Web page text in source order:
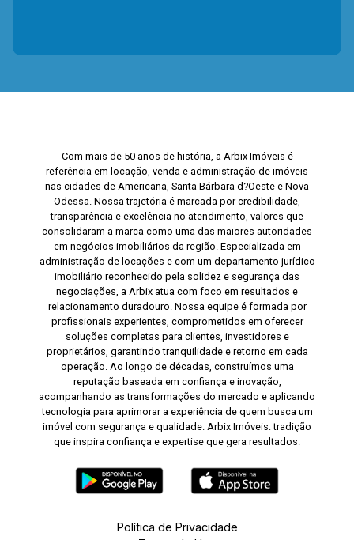
Com mais de 50 anos de história, a Arbix Imóveis é
referência em locação, venda e administração de imóveis
nas cidades de Americana, Santa Bárbara d?Oeste e Nova
Odessa. Nossa trajetória é marcada por credibilidade,
transparência e excelência no atendimento, valores que
consolidaram a marca como uma das maiores autoridades
em negócios imobiliários da região. Especializada em
administração de locações e com um departamento jurídico
imobiliário reconhecido pela solidez e segurança das
negociações, a Arbix atua com foco em resultados e
relacionamento duradouro. Nossa equipe é formada por
profissionais experientes, comprometidos em oferecer
soluções completas para clientes, investidores e
proprietários, garantindo tranquilidade e retorno em cada
operação. Ao longo de décadas, construímos uma
reputação baseada em confiança e inovação,
acompanhando as transformações do mercado e aplicando
tecnologia para aprimorar a experiência de quem busca um
imóvel com segurança e qualidade. Arbix Imóveis: tradição
que inspira confiança e expertise que gera resultados.
Política de Privacidade